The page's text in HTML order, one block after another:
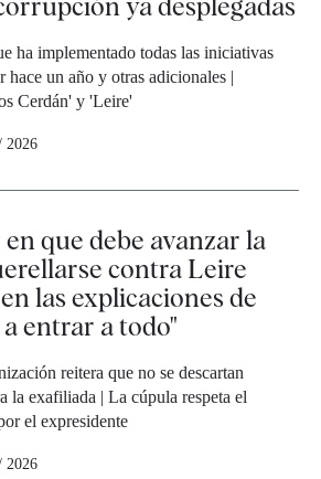
ha implementado todas las iniciativas
hace un año y otras adicionales |
Cerdán' y 'Leire'
2026
que debe avanzar la
contra Leire
las explicaciones de
entrar a todo"
reitera que no se descartan
la exafiliada | La cúpula respeta el
el expresidente
2026